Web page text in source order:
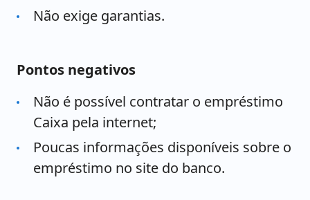
Não exige garantias.
Pontos negativos
Não é possível contratar o empréstimo
Caixa pela internet;
Poucas informações disponíveis sobre o
empréstimo no site do banco.